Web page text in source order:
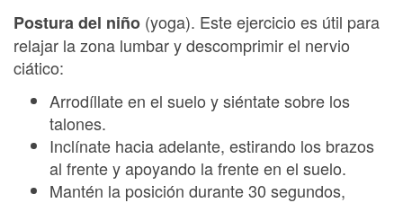
Postura del niño (yoga). Este ejercicio es útil para
relajar la zona lumbar y descomprimir el nervio
ciático:
Arrodíllate en el suelo y siéntate sobre los
talones.
Inclínate hacia adelante, estirando los brazos
al frente y apoyando la frente en el suelo.
Mantén la posición durante 30 segundos,